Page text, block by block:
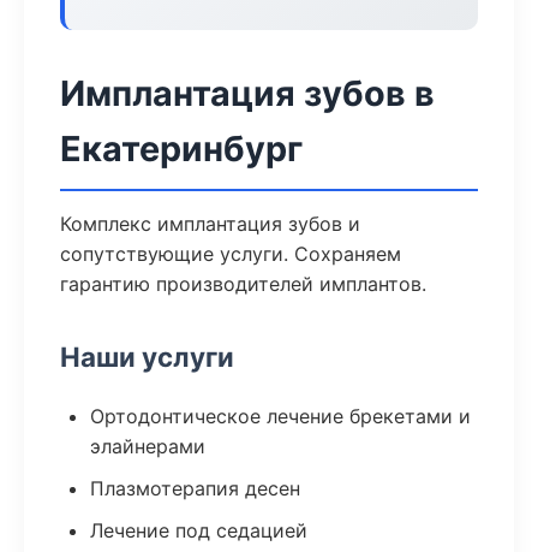
Имплантация зубов в
Екатеринбург
Комплекс имплантация зубов и
сопутствующие услуги. Сохраняем
гарантию производителей имплантов.
Наши услуги
Ортодонтическое лечение брекетами и
элайнерами
Плазмотерапия десен
Лечение под седацией